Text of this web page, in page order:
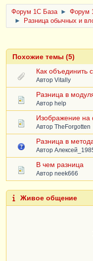
Форум 1C База ► Форум
►
Разница обычных и
Похожие темы (5)
Как объединить
Автор Vitally
Разница в
Автор help
Изображение
Автор TheForgotten
Разница в
Автор
В чем разница
Автор neek666
Живое общение